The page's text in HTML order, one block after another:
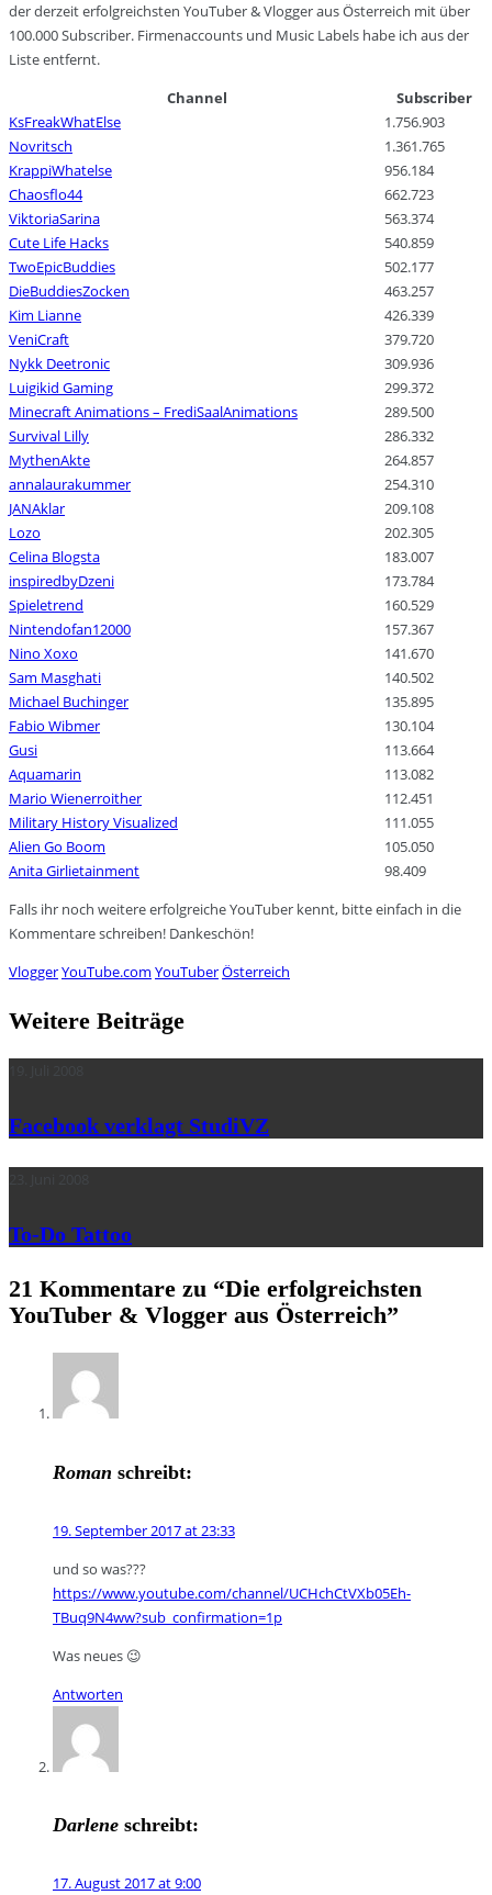
der derzeit erfolgreichsten YouTuber & Vlogger aus Österreich mit über
100.000 Subscriber. Firmenaccounts und Music Labels habe ich aus der
Liste entfernt.
Channel
Subscriber
KsFreakWhatElse
1.756.903
Novritsch
1.361.765
KrappiWhatelse
956.184
Chaosflo44
662.723
ViktoriaSarina
563.374
Cute Life Hacks
540.859
TwoEpicBuddies
502.177
DieBuddiesZocken
463.257
Kim Lianne
426.339
VeniCraft
379.720
Nykk Deetronic
309.936
Luigikid Gaming
299.372
Minecraft Animations – FrediSaalAnimations
289.500
Survival Lilly
286.332
MythenAkte
264.857
annalaurakummer
254.310
JANAklar
209.108
Lozo
202.305
Celina Blogsta
183.007
inspiredbyDzeni
173.784
Spieletrend
160.529
Nintendofan12000
157.367
Nino Xoxo
141.670
Sam Masghati
140.502
Michael Buchinger
135.895
Fabio Wibmer
130.104
Gusi
113.664
Aquamarin
113.082
Mario Wienerroither
112.451
Military History Visualized
111.055
Alien Go Boom
105.050
Anita Girlietainment
98.409
Falls ihr noch weitere erfolgreiche YouTuber kennt, bitte einfach in die
Kommentare schreiben! Dankeschön!
VloggerYouTube.com YouTuberÖsterreich
Weitere Beiträge
Facebook verklagt StudiVZ
To-Do Tattoo
21 Kommentare zu “Die erfolgreichsten
YouTuber & Vlogger aus Österreich”
Roman schreibt:
19. September 2017 at 23:33
und so was???
https://www.youtube.com/channel/UCHchCtVXb05Eh-
TBuq9N4ww?sub_confirmation=1p
Was neues 😉
Antworten
Darlene schreibt:
17. August 2017 at 9:00